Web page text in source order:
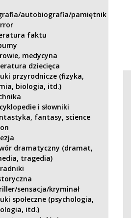
autobiografia/pamiętnik
faktu
medycyna
dziecięca
przyrodnicze (fizyka,
biologia, itd.)
i słowniki
fantasy, science
dramatyczny (dramat,
tragedia)
sensacja/kryminał
społeczne (psychologia,
itd.)